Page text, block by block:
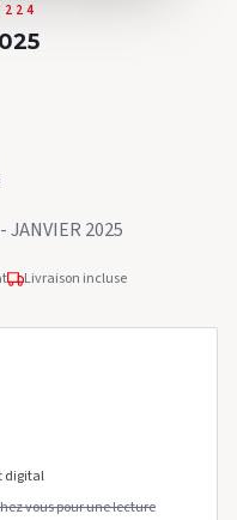
JANVIER 2025
Livraison incluse
digital
vous pour une lecture